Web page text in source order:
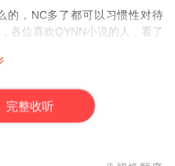
的，NC多了都可以习惯性对待
各位喜欢QYNN小说的人，看了
完整收听